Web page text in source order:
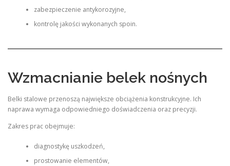
zabezpieczenie antykorozyjne,
kontrolę jakości wykonanych spoin.
Wzmacnianie belek nośnych
Belki stalowe przenoszą największe obciążenia konstrukcyjne. Ich
naprawa wymaga odpowiedniego doświadczenia oraz precyzji.
Zakres prac obejmuje:
diagnostykę uszkodzeń,
prostowanie elementów,